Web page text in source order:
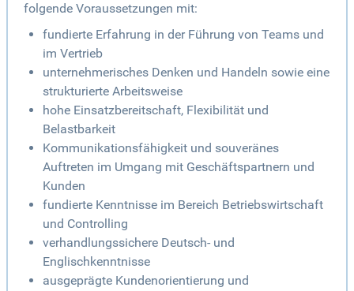
folgende Voraussetzungen mit:
fundierte Erfahrung in der Führung von Teams und
im Vertrieb
unternehmerisches Denken und Handeln sowie eine
strukturierte Arbeitsweise
hohe Einsatzbereitschaft, Flexibilität und
Belastbarkeit
Kommunikationsfähigkeit und souveränes
Auftreten im Umgang mit Geschäftspartnern und
Kunden
fundierte Kenntnisse im Bereich Betriebswirtschaft
und Controlling
verhandlungssichere Deutsch- und
Englischkenntnisse
ausgeprägte Kundenorientierung und